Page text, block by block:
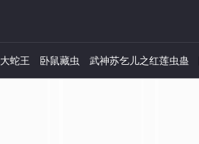
大蛇王 卧鼠藏虫 武神苏乞儿之红莲虫蛊